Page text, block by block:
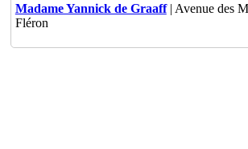
Madame Yannick de Graaff| Avenue des
Fléron